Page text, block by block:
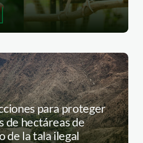
para proteger
de hectáreas de
de la tala ilegal